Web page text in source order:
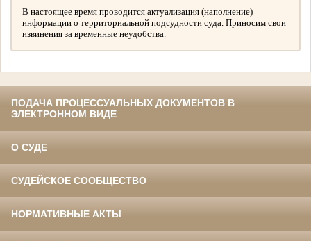
В настоящее время проводится актуализация (наполнение)
информации о территориальной подсудности суда. Приносим свои
извинения за временные неудобства.
ПОДАЧА ПРОЦЕССУАЛЬНЫХ ДОКУМЕНТОВ В
ЭЛЕКТРОННОМ ВИДЕ
О СУДЕ
СУДЕЙСКОЕ СООБЩЕСТВО
НОРМАТИВНЫЕ АКТЫ